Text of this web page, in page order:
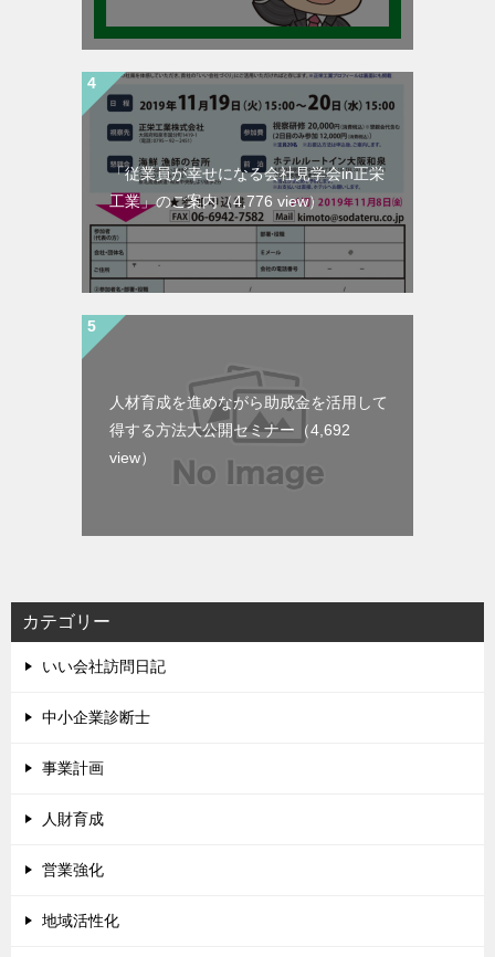
「従業員が幸せになる会社見学会in正栄
工業」のご案内（4,776 view）
人材育成を進めながら助成金を活用して
得する方法大公開セミナー （4,692
view）
カテゴリー
いい会社訪問日記
中小企業診断士
事業計画
人財育成
営業強化
地域活性化